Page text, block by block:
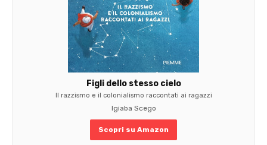
Figli dello stesso cielo
Il razzismo e il colonialismo raccontati ai ragazzi
Igiaba Scego
Scopri su Amazon